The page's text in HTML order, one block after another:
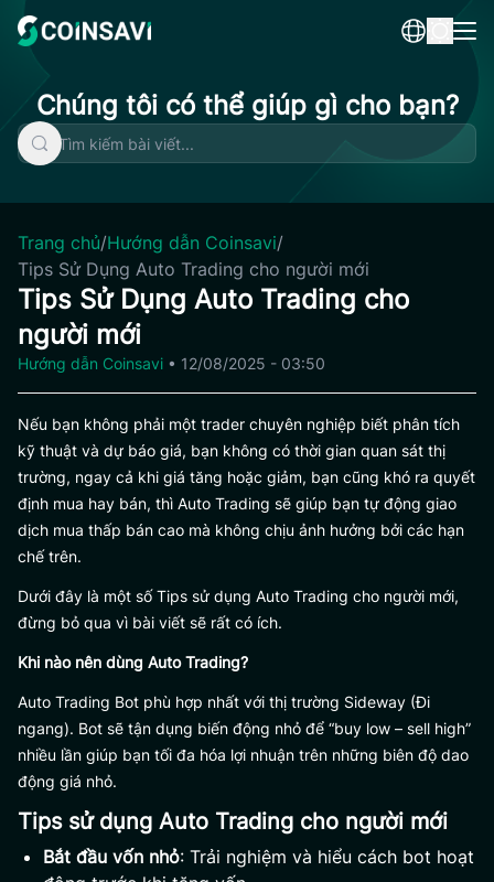
content
Chúng tôi có thể giúp gì cho bạn?
Trang chủ/Hướng dẫn Coinsavi/
Tips Sử Dụng Auto Trading cho người mới
Tips Sử Dụng Auto Trading cho
người mới
Hướng dẫn Coinsavi • 12/08/2025 - 03:50
Nếu bạn không phải một trader chuyên nghiệp biết phân tích
kỹ thuật và dự báo giá, bạn không có thời gian quan sát thị
trường, ngay cả khi giá tăng hoặc giảm, bạn cũng khó ra quyết
định mua hay bán, thì Auto Trading sẽ giúp bạn tự động giao
dịch mua thấp bán cao mà không chịu ảnh hưởng bởi các hạn
chế trên.
Dưới đây là một số Tips sử dụng Auto Trading cho người mới,
đừng bỏ qua vì bài viết sẽ rất có ích.
Khi nào nên dùng Auto Trading?
Auto Trading Bot phù hợp nhất với thị trường Sideway (Đi
ngang). Bot sẽ tận dụng biến động nhỏ để “buy low – sell high”
nhiều lần giúp bạn tối đa hóa lợi nhuận trên những biên độ dao
động giá nhỏ.
Tips sử dụng Auto Trading cho người mới
Bắt đầu vốn nhỏ: Trải nghiệm và hiểu cách bot hoạt